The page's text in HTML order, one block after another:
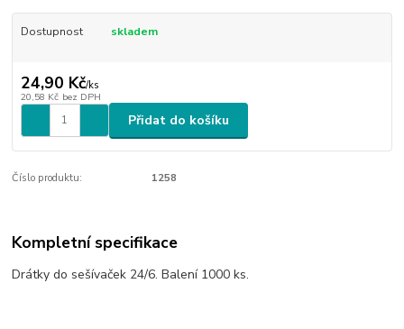
Dostupnost skladem
24,90 Kč/ks
20,58 Kč bez DPH
Přidat do košíku
Číslo produktu: 1258
Kompletní specifikace
Drátky do sešívaček 24/6. Balení 1000 ks.